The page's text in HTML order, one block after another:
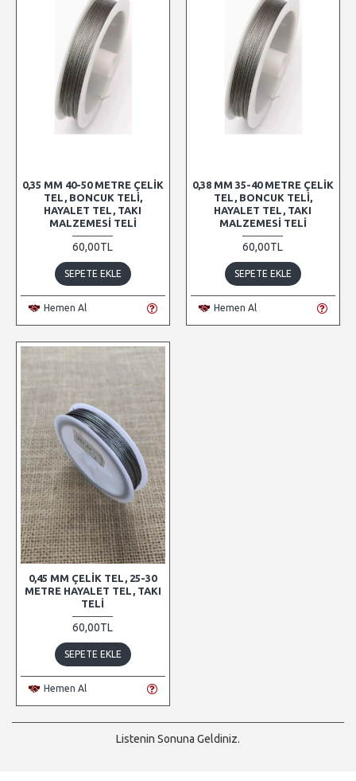
0,35 MM 40-50 METRE ÇELIK
TEL, BONCUK TELI,
HAYALET TEL, TAKI
MALZEMESI TELI
60,00TL
SEPETE EKLE
Hemen Al
0,38 MM 35-40 METRE ÇELIK
TEL, BONCUK TELI,
HAYALET TEL, TAKI
MALZEMESI TELI
60,00TL
SEPETE EKLE
Hemen Al
0,45 MM ÇELIK TEL, 25-30
METRE HAYALET TEL, TAKI
TELI
60,00TL
SEPETE EKLE
Hemen Al
Listenin Sonuna Geldiniz.